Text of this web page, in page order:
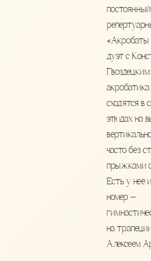
постоянный
«Акробаты
дуэт с
Гвоздецким:
сходятся в
этюдах на
часто без
прыжками
Есть у неё
номер —
на
Алексеем